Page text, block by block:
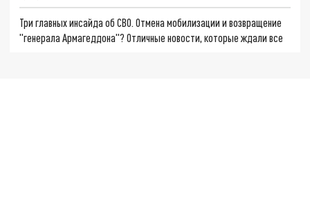
Три главных инсайда об СВО. Отмена мобилизации и возвращение
"генерала Армагеддона"? Отличные новости, которые ждали все